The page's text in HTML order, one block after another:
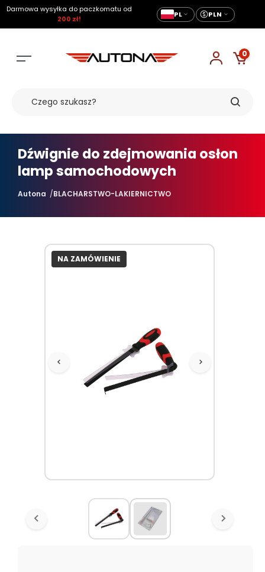
Darmowa wysyłka do paczkomatu od
200 zł!
PL PLN
0
Dźwignie do zdejmowania osłon
lamp samochodowych
Autona BLACHARSTWO-LAKIERNICTWO
NA ZAMÓWIENIE